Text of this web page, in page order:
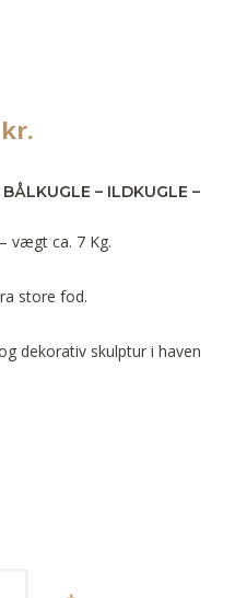
kr.
– ILDKUGLE –
vægt ca. 7 Kg.
store fod.
dekorativ skulptur i haven